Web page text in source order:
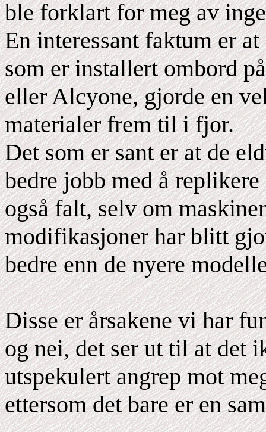
ble forklart for meg av
En interessant faktum er
som er installert ombord
eller Alcyone, gjorde en
materialer frem til i fjor.
Det som er sant er at de
bedre jobb med å
også falt, selv om
modifikasjoner har blitt
bedre enn de nyere
Disse er årsakene vi har
og nei, det ser ut til at det
utspekulert angrep mot
ettersom det bare er en